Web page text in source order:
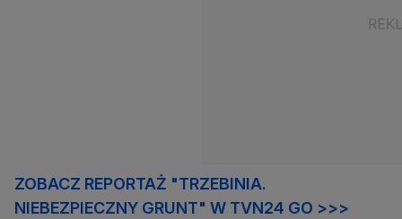
ZOBACZ REPORTAŻ "TRZEBINIA.
NIEBEZPIECZNY GRUNT" W TVN24 GO >>>